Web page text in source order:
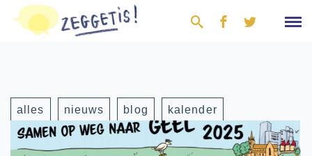
alles nieuws blog kalender